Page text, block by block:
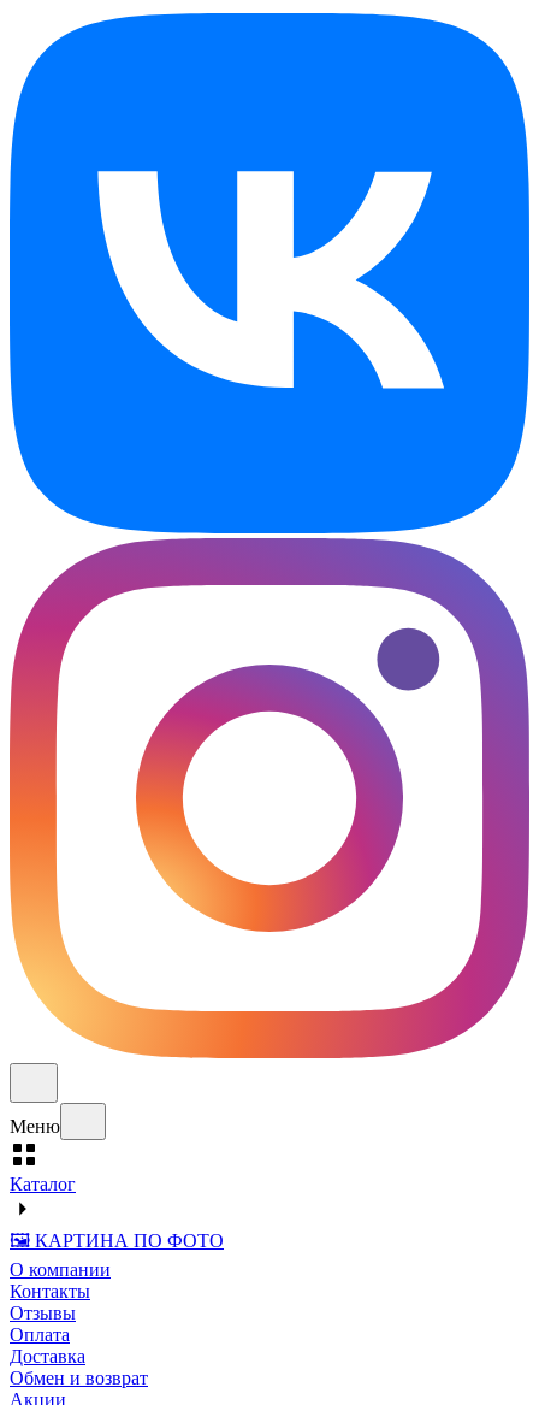
Меню
Каталог
🖼️ КАРТИНА ПО ФОТО
О компании
Контакты
Отзывы
Оплата
Доставка
Обмен и возврат
Акции